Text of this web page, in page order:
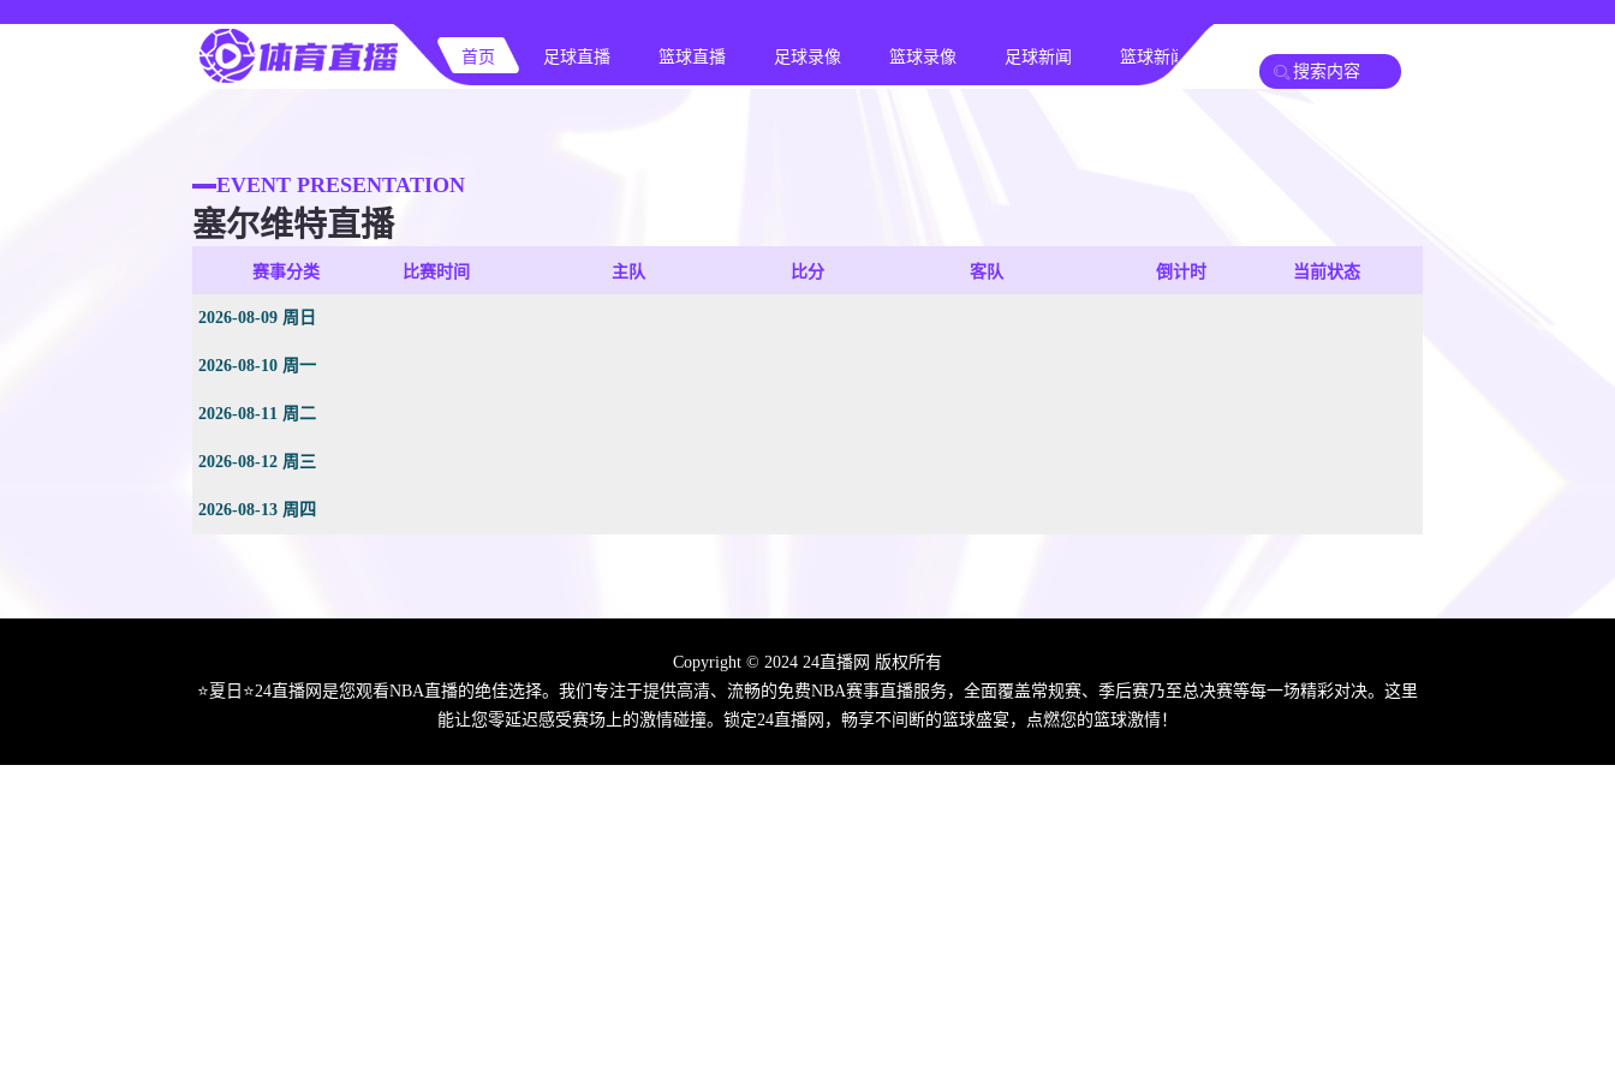
首页 足球直播 篮球直播 足球录像 篮球录像 足球新闻 篮球新闻
EVENT PRESENTATION
塞尔维特直播
赛事分类 比赛时间 主队 比分 客队 倒计时 当前状态
2026-08-09 周日
2026-08-10 周一
2026-08-11 周二
2026-08-12 周三
2026-08-13 周四
Copyright © 2024 24直播网 版权所有
⭐️夏日⭐24直播网是您观看NBA直播的绝佳选择。我们专注于提供高清、流畅的免费NBA赛事直播服务，全面覆盖常规赛、季后赛乃至总决赛等每一场精彩对决。这里
能让您零延迟感受赛场上的激情碰撞。锁定24直播网，畅享不间断的篮球盛宴，点燃您的篮球激情！